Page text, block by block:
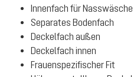
Innenfach für Nasswäsche
Separates Bodenfach
Deckelfach außen
Deckelfach innen
Frauenspezifischer Fit